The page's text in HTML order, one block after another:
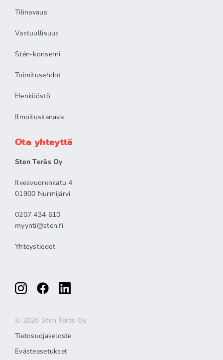
Tilinavaus
Vastuullisuus
Stén-konserni
Toimitusehdot
Henkilöstö
Ilmoituskanava
Ota yhteyttä
Sten Teräs Oy
Ilvesvuorenkatu 4
01900 Nurmijärvi
0207 434 610
myynti@sten.fi
Yhteystiedot
© 2026 Sten Teräs Oy
Tietosuojaseloste
Evästeasetukset